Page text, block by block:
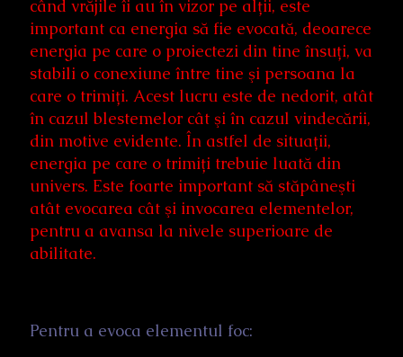
când vrăjile îi au în vizor pe alții, este
important ca energia să fie evocată, deoarece
energia pe care o proiectezi din tine însuți, va
stabili o conexiune între tine şi persoana la
care o trimiți. Acest lucru este de nedorit, atât
în cazul blestemelor cât şi în cazul vindecării,
din motive evidente. În astfel de situații,
energia pe care o trimiți trebuie luată din
univers. Este foarte important să stăpâneşti
atât evocarea cât şi invocarea elementelor,
pentru a avansa la nivele superioare de
abilitate.
Pentru a evoca elementul foc: